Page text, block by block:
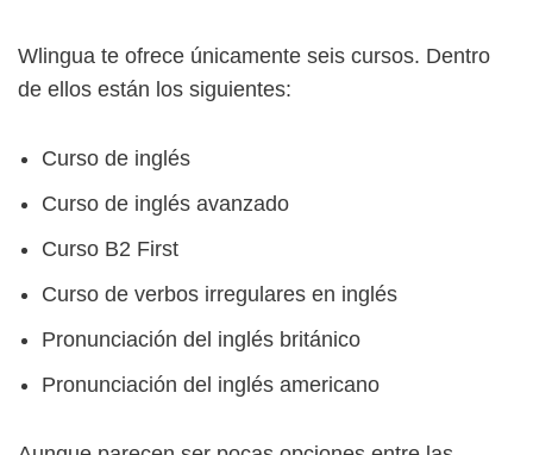
Wlingua te ofrece únicamente seis cursos. Dentro
de ellos están los siguientes:
Curso de inglés
Curso de inglés avanzado
Curso B2 First
Curso de verbos irregulares en inglés
Pronunciación del inglés británico
Pronunciación del inglés americano